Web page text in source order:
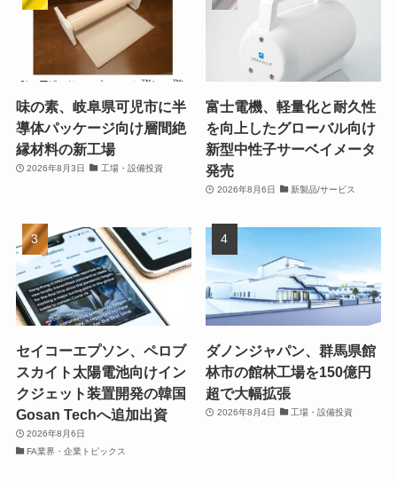
味の素、岐阜県可児市に半
導体パッケージ向け層間絶
縁材料の新工場
2026年8月3日 工場・設備投資
富士電機、軽量化と耐久性
を向上したグローバル向け
新型中性子サーベイメータ
発売
2026年8月6日 新製品/サービス
セイコーエプソン、ペロブ
スカイト太陽電池向けイン
クジェット装置開発の韓国
Gosan Techへ追加出資
2026年8月6日
FA業界・企業トピックス
ダノンジャパン、群馬県館
林市の館林工場を150億円
超で大幅拡張
2026年8月4日 工場・設備投資